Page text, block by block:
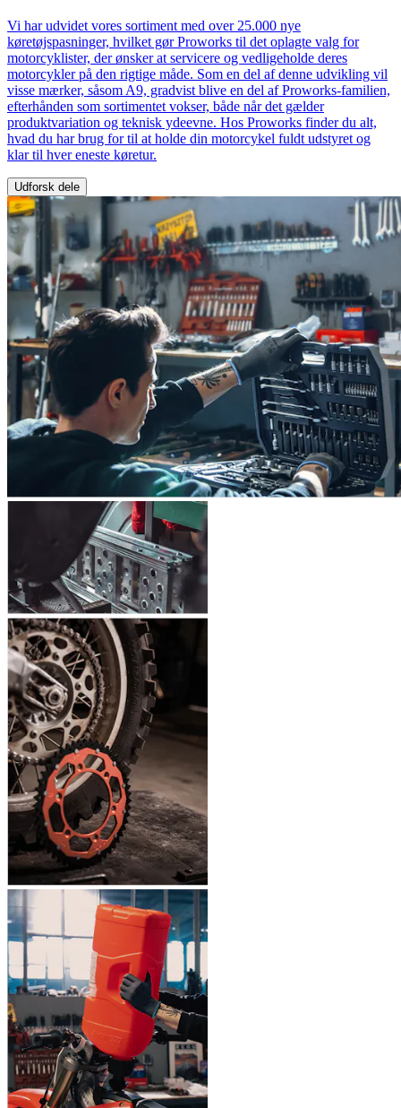
Vi har udvidet vores sortiment med over 25.000 nye
køretøjspasninger, hvilket gør Proworks til det oplagte valg for
motorcyklister, der ønsker at servicere og vedligeholde deres
motorcykler på den rigtige måde. Som en del af denne udvikling vil
visse mærker, såsom A9, gradvist blive en del af Proworks-familien,
efterhånden som sortimentet vokser, både når det gælder
produktvariation og teknisk ydeevne. Hos Proworks finder du alt,
hvad du har brug for til at holde din motorcykel fuldt udstyret og
klar til hver eneste køretur.
Udforsk dele